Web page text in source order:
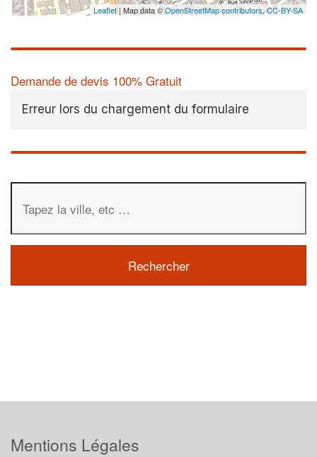
Leaflet| Map data ©OpenStreetMap contributors,CC-BY-SA
Demande de devis 100% Gratuit
Erreur lors du chargement du formulaire
Mentions Légales